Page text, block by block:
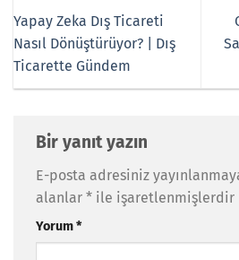
Yapay Zeka Dış Ticareti
Nasıl Dönüştürüyor? | Dış
Ticarette Gündem
Bir yanıt yazın
E-posta adresiniz
alanlar * ile işaretlenmişlerdir
Yorum*